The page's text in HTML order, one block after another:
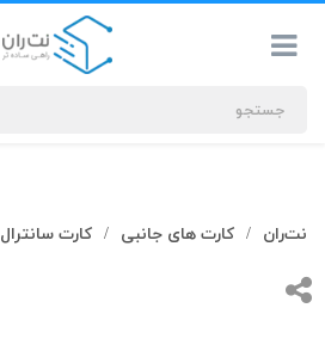
جستجوهای
شما
#کابل شبکه
نت‌ران / کارت های جانبی / کارت سانترال